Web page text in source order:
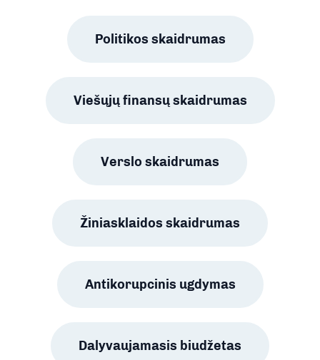
Politikos skaidrumas
Viešųjų finansų skaidrumas
Verslo skaidrumas
Žiniasklaidos skaidrumas
Antikorupcinis ugdymas
Dalyvaujamasis biudžetas